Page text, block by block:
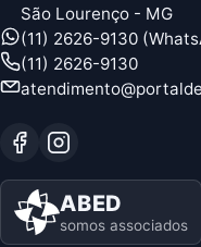
São Lourenço - MG
(11) 2626-9130
(11) 2626-9130
ABED
somos associados